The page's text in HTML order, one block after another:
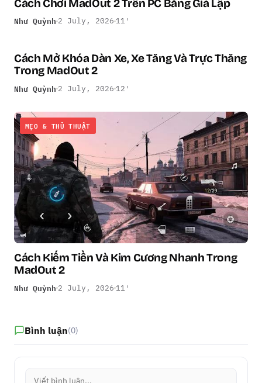
Cách Chơi MadOut 2 Trên PC Bằng Giả Lập
Như Quỳnh 2 July, 2026 11′
MẸO & THỦ THUẬT
Cách Mở Khóa Dàn Xe, Xe Tăng Và Trực Thăng
Trong MadOut 2
Như Quỳnh 2 July, 2026 12′
MẸO & THỦ THUẬT
Cách Kiếm Tiền Và Kim Cương Nhanh Trong
MadOut 2
Như Quỳnh 2 July, 2026 11′
Bình luận(0)